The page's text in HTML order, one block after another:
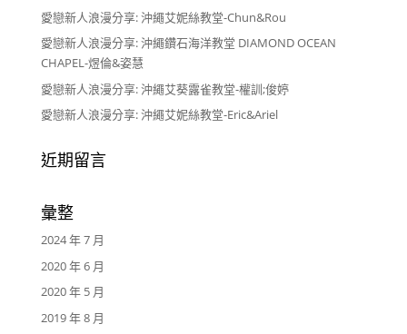
愛戀新人浪漫分享: 沖繩艾妮絲教堂-Chun&Rou
愛戀新人浪漫分享: 沖繩鑽石海洋教堂 DIAMOND OCEAN
CHAPEL-煜倫&姿慧
愛戀新人浪漫分享: 沖繩艾葵露雀教堂-權訓;俊婷
愛戀新人浪漫分享: 沖繩艾妮絲教堂-Eric&Ariel
近期留言
彙整
2024 年 7 月
2020 年 6 月
2020 年 5 月
2019 年 8 月